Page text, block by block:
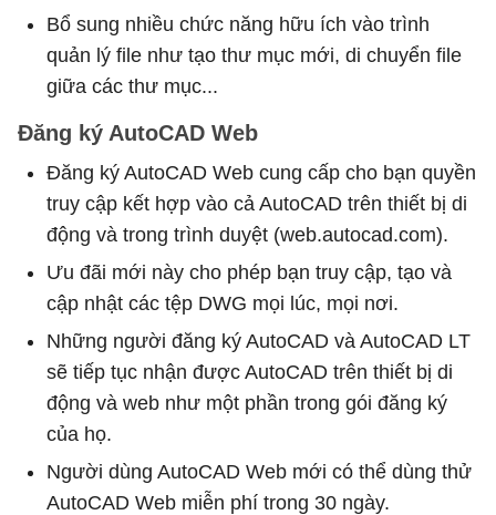
Bổ sung nhiều chức năng hữu ích vào trình
quản lý file như tạo thư mục mới, di chuyển file
giữa các thư mục...
Đăng ký AutoCAD Web
Đăng ký AutoCAD Web cung cấp cho bạn quyền
truy cập kết hợp vào cả AutoCAD trên thiết bị di
động và trong trình duyệt (web.autocad.com).
Ưu đãi mới này cho phép bạn truy cập, tạo và
cập nhật các tệp DWG mọi lúc, mọi nơi.
Những người đăng ký AutoCAD và AutoCAD LT
sẽ tiếp tục nhận được AutoCAD trên thiết bị di
động và web như một phần trong gói đăng ký
của họ.
Người dùng AutoCAD Web mới có thể dùng thử
AutoCAD Web miễn phí trong 30 ngày.